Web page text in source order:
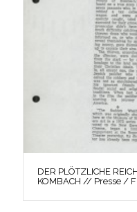
DER PLÖTZLICHE
KOMBACH // Presse /